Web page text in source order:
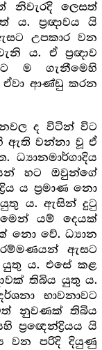
නිවැරදි ලෙසත්
ය. ප්‍ර‍ඥාවය යි
උපකාර වන
ය. ඒ ප්‍ර‍ඥාව
ම ගැනීමෙහි
ඒවා ආණ්ඩු කරන
ද විටින් විට
ඇති වන්නා වූ ඒ
ධ්‍යානමාර්ගාදිය
හට ඔවුන්ගේ
ය ප්‍ර‍මාණ නො
ය. ඇසින් දුටු
යම් දෙයක්
නො වේ. ධ්‍යාන
ඇසට
ය. එසේ කළ
තිබිය යුතු ය.
භාවනාවට
නුවණක් තිබිය
ප්‍රඥෙන්ද්‍රියය යි
වන පරිදි දියුණු